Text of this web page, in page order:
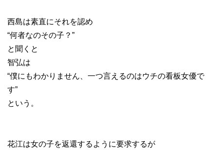
西島は素直にそれを認め
“何者なのその子？”
と聞くと
智弘は
“僕にもわかりません、一つ言えるのはウチの看板女優で
す”
という。
花江は女の子を返還するように要求するが